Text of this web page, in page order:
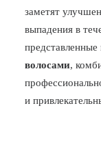
заметят
выпадения в
представленные
волосами,
и